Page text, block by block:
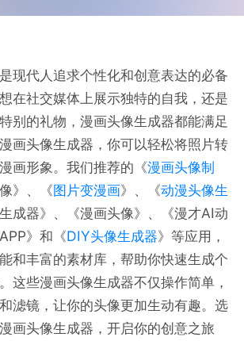
现代人追求个性化和创意表达的必备
在社交媒体上展示独特的自我，还是
别的礼物，漫画头像生成器都能满足
画头像生成器，你可以轻松将照片转
画形象。我们推荐的《漫画头像制
》、《图片变漫画》、《动漫头像生
成器》、《漫画头像》、《漫才AI动
》和《DIY头像生成器》等应用，
和丰富的素材库，帮助你快速生成个
这些漫画头像生成器不仅操作简单，
滤镜，让你的头像更加生动有趣。选
画头像生成器，开启你的创意之旅